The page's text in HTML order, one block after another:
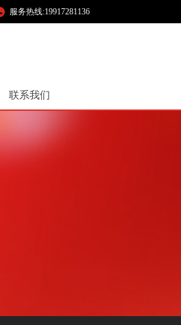
服务热线:19917281136
联系我们